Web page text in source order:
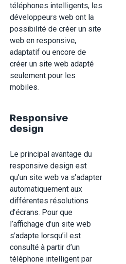
téléphones intelligents, les
développeurs web ont la
possibilité de créer un site
web en responsive,
adaptatif ou encore de
créer un site web adapté
seulement pour les
mobiles.
Responsive
design
Le principal avantage du
responsive design est
qu’un site web va s’adapter
automatiquement aux
différentes résolutions
d’écrans. Pour que
l’affichage d’un site web
s’adapte lorsqu’il est
consulté à partir d’un
téléphone intelligent par